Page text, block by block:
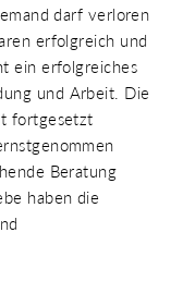
darf verloren
erfolgreich und
ein erfolgreiches
und Arbeit. Die
fortgesetzt
Beratung
haben die